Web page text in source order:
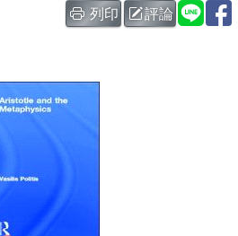
如果歷史是一群喵 、 國際布克獎 臺灣
、 方念華 、 台灣的李登輝時
列印
評論